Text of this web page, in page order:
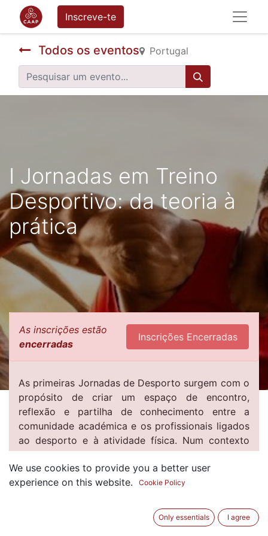
Inscreve-te
Todos os eventos Portugal
I Jornadas em Treino
Desportivo: da teoria à
prática
As inscrições estão
encerradas
Inscrições Encerradas
As primeiras Jornadas de Desporto surgem com o
propósito de criar um espaço de encontro,
reflexão e partilha de conhecimento entre a
comunidade académica e os profissionais ligados
ao desporto e à atividade física. Num contexto
em que o desporto assume um papel cada vez
mais relevante na promoção da saúde, do bem-
estar e da inclusão social, torna-se fundamental
prática profissional e as políticas institucionais.
We use cookies to provide you a better user
experience on this website.
Cookie Policy
Only essentials I agree